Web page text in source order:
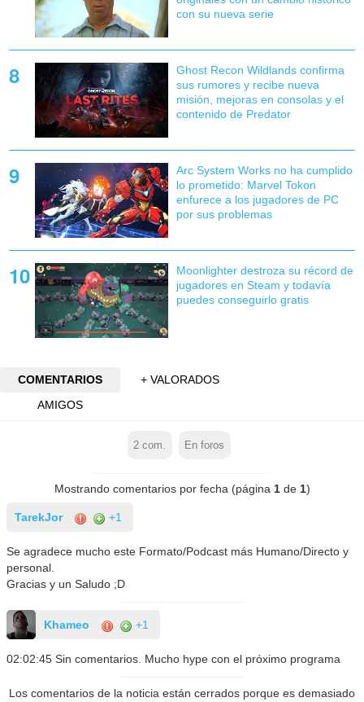
con su nueva serie
Ghost Recon Wildlands confirma
sus rumores y recibe nueva
misión, mejoras en consolas y el
contenido de Predator
Arc System Works no ha cumplido
lo prometido: Marvel Tokon
enfurece a los jugadores de PC
por sus problemas
Moonlighter destroza su récord de
jugadores en Steam y todavía
puedes conseguirlo gratis
COMENTARIOS
+ VALORADOS
AMIGOS
2 com. En foros
Mostrando comentarios por fecha (página 1de 1)
TarekJor +1
Se agradece mucho este Formato/Podcast más Humano/Directo y
personal.
Gracias y un Saludo ;D
Khameo +1
02:02:45 Sin comentarios. Mucho hype con el próximo programa
Los comentarios de la noticia están cerrados porque es demasiado